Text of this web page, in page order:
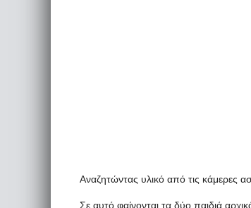
Αναζητώντας υλικό από τις κάμερες
Σε αυτό φαίνονται τα δύο παιδιά